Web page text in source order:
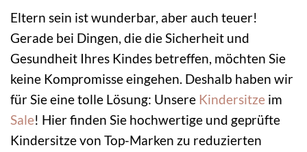
Eltern sein ist wunderbar, aber auch teuer!
Gerade bei Dingen, die die Sicherheit und
Gesundheit Ihres Kindes betreffen, möchten Sie
keine Kompromisse eingehen. Deshalb haben wir
für Sie eine tolle Lösung: Unsere Kindersitze im
Sale! Hier finden Sie hochwertige und geprüfte
Kindersitze von Top-Marken zu reduzierten